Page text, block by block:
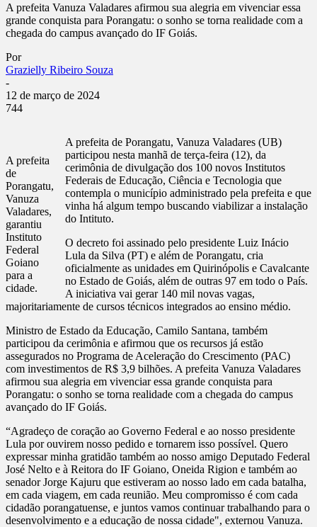
A prefeita Vanuza Valadares afirmou sua alegria em vivenciar essa
grande conquista para Porangatu: o sonho se torna realidade com a
chegada do campus avançado do IF Goiás.
Por
Grazielly Ribeiro Souza
-
12 de março de 2024
744
A prefeita
de
Porangatu,
Vanuza
Valadares,
garantiu
Instituto
Federal
Goiano
para a
cidade.
A prefeita de Porangatu, Vanuza Valadares (UB)
participou nesta manhã de terça-feira (12), da
cerimônia de divulgação dos 100 novos Institutos
Federais de Educação, Ciência e Tecnologia que
contempla o município administrado pela prefeita e que
vinha há algum tempo buscando viabilizar a instalação
do Intituto.
O decreto foi assinado pelo presidente Luiz Inácio
Lula da Silva (PT) e além de Porangatu, cria
oficialmente as unidades em Quirinópolis e Cavalcante
no Estado de Goiás, além de outras 97 em todo o País.
A iniciativa vai gerar 140 mil novas vagas,
majoritariamente de cursos técnicos integrados ao ensino médio.
Ministro de Estado da Educação, Camilo Santana, também
participou da cerimônia e afirmou que os recursos já estão
assegurados no Programa de Aceleração do Crescimento (PAC)
com investimentos de R$ 3,9 bilhões. A prefeita Vanuza Valadares
afirmou sua alegria em vivenciar essa grande conquista para
Porangatu: o sonho se torna realidade com a chegada do campus
avançado do IF Goiás.
“Agradeço de coração ao Governo Federal e ao nosso presidente
Lula por ouvirem nosso pedido e tornarem isso possível. Quero
expressar minha gratidão também ao nosso amigo Deputado Federal
José Nelto e à Reitora do IF Goiano, Oneida Rigion e também ao
senador Jorge Kajuru que estiveram ao nosso lado em cada batalha,
em cada viagem, em cada reunião. Meu compromisso é com cada
cidadão porangatuense, e juntos vamos continuar trabalhando para o
desenvolvimento e a educação de nossa cidade", externou Vanuza.